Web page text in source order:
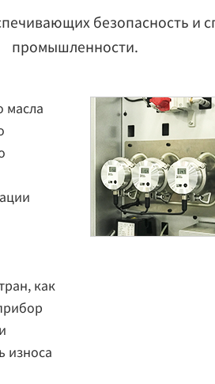
безопасность и
промышленности.
масла
как
износа